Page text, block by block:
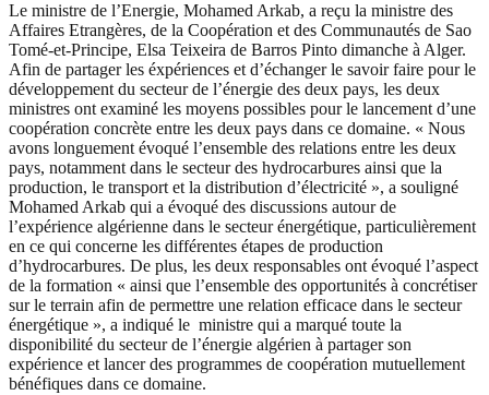
Le ministre de l’Energie, Mohamed Arkab, a reçu la ministre des
Affaires Etrangères, de la Coopération et des Communautés de Sao
Tomé-et-Principe, Elsa Teixeira de Barros Pinto dimanche à Alger.
Afin de partager les éxpériences et d’échanger le savoir faire pour le
développement du secteur de l’énergie des deux pays, les deux
ministres ont examiné les moyens possibles pour le lancement d’une
coopération concrète entre les deux pays dans ce domaine. « Nous
avons longuement évoqué l’ensemble des relations entre les deux
pays, notamment dans le secteur des hydrocarbures ainsi que la
production, le transport et la distribution d’électricité », a souligné
Mohamed Arkab qui a évoqué des discussions autour de
l’expérience algérienne dans le secteur énergétique, particulièrement
en ce qui concerne les différentes étapes de production
d’hydrocarbures. De plus, les deux responsables ont évoqué l’aspect
de la formation « ainsi que l’ensemble des opportunités à concrétiser
sur le terrain afin de permettre une relation efficace dans le secteur
énergétique », a indiqué le ministre qui a marqué toute la
disponibilité du secteur de l’énergie algérien à partager son
expérience et lancer des programmes de coopération mutuellement
bénéfiques dans ce domaine.